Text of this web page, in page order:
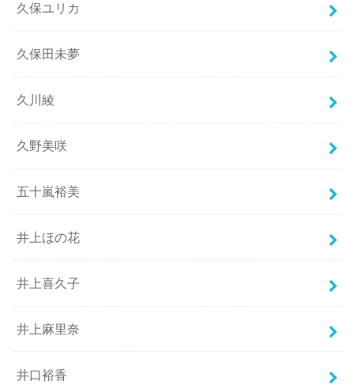
久保ユリカ
久保田未夢
久川綾
久野美咲
五十嵐裕美
井上ほの花
井上喜久子
井上麻里奈
井口裕香